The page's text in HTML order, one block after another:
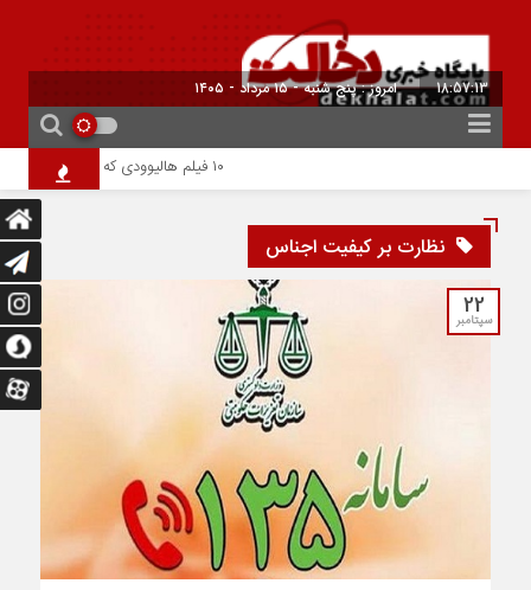
18:57:13 امروز : پنج شنبه - ۱۵ مرداد - ۱۴۰۵
۱۰ فیلم هالیوودی که ارزش دیدن دارند | شاهکارهایی که نباید از دست بدهید
نظارت بر کیفیت اجناس
22
سپتامبر